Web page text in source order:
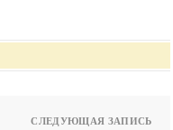
СЛЕДУЮЩАЯ ЗАПИСЬ